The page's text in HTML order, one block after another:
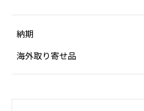
納期
海外取り寄せ品